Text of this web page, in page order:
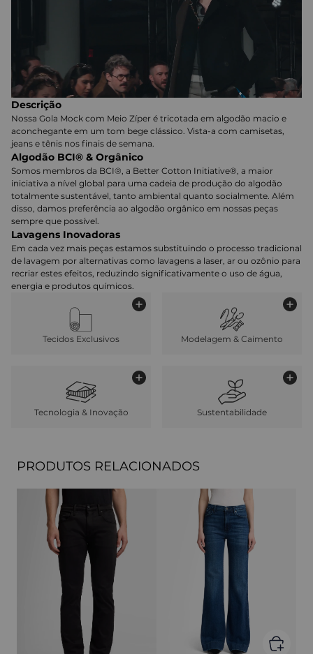
Descrição
Nossa Gola Mock com Meio Zíper é tricotada em algodão macio e
aconchegante em um tom bege clássico. Vista-a com camisetas,
jeans e tênis nos finais de semana.
Algodão BCI® & Orgânico
Somos membros da BCI®, a Better Cotton Initiative®, a maior
iniciativa a nível global para uma cadeia de produção do algodão
totalmente sustentável, tanto ambiental quanto socialmente. Além
disso, damos preferência ao algodão orgânico em nossas peças
sempre que possível.
Lavagens Inovadoras
Em cada vez mais peças estamos substituindo o processo tradicional
de lavagem por alternativas como lavagens a laser, ar ou ozônio para
recriar estes efeitos, reduzindo significativamente o uso de água,
energia e produtos químicos.
Tecidos Exclusivos Modelagem & Caimento
Tecnologia & Inovação Sustentabilidade
PRODUTOS RELACIONADOS